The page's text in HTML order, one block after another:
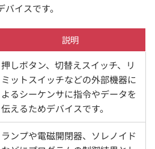
イスです。
説明
押しボタン、切替えスイッチ、リ
ミットスイッチなどの外部機器に
よるシーケンサに指令やデータを
伝えるためデバイスです。
ランプや電磁開閉器、ソレノイド